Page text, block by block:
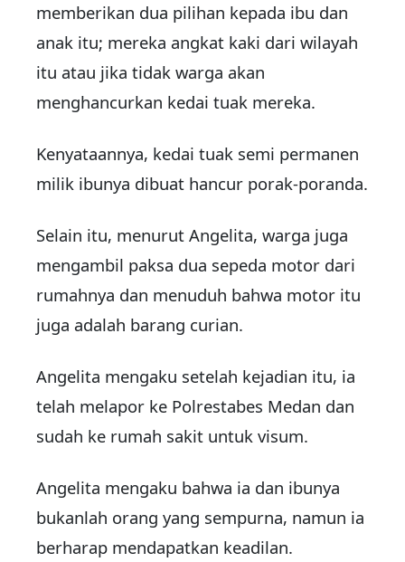
memberikan dua pilihan kepada ibu dan
anak itu; mereka angkat kaki dari wilayah
itu atau jika tidak warga akan
menghancurkan kedai tuak mereka.
Kenyataannya, kedai tuak semi permanen
milik ibunya dibuat hancur porak-poranda.
Selain itu, menurut Angelita, warga juga
mengambil paksa dua sepeda motor dari
rumahnya dan menuduh bahwa motor itu
juga adalah barang curian.
Angelita mengaku setelah kejadian itu, ia
telah melapor ke Polrestabes Medan dan
sudah ke rumah sakit untuk visum.
Angelita mengaku bahwa ia dan ibunya
bukanlah orang yang sempurna, namun ia
berharap mendapatkan keadilan.